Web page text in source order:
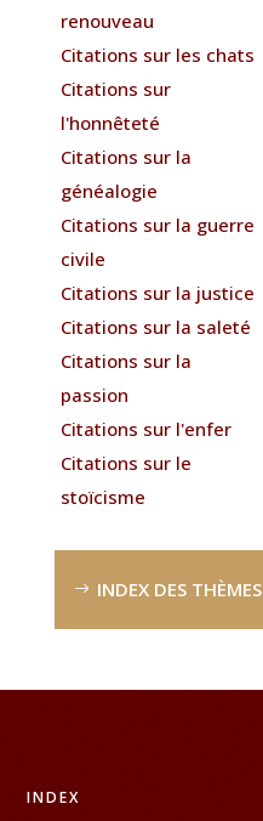
renouveau
Citations sur les chats
Citations sur
l'honnêteté
Citations sur la
généalogie
Citations sur la guerre
civile
Citations sur la justice
Citations sur la saleté
Citations sur la
passion
Citations sur l'enfer
Citations sur le
stoïcisme
INDEX DES THÈMES
INDEX